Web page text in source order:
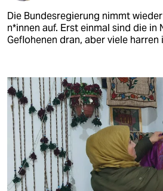
Die Bundesregierung nimmt
n*in­nen auf. Erst einmal sind die in
Geflohenen dran, aber viele harren